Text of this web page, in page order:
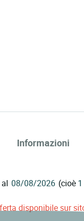
Informazioni
al (cioè
disponibile sur